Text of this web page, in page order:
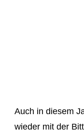
Auch in diesem
wieder mit der